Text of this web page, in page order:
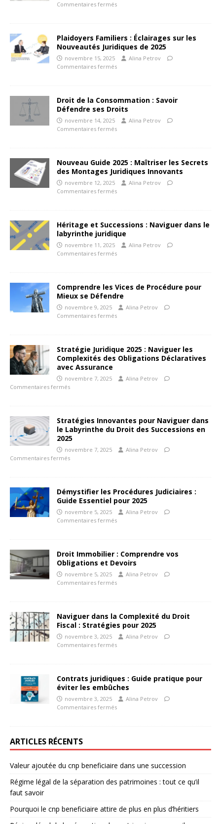
Commentaires fermés
Plaidoyers Familiers : Éclairages sur les
Nouveautés Juridiques de 2025
novembre 15, 2025
Alina Petrov
Commentaires fermés
Droit de la Consommation : Savoir
Défendre ses Droits
novembre 14, 2025
Alina Petrov
Commentaires fermés
Nouveau Guide 2025 : Maîtriser les Secrets
des Montages Juridiques Innovants
novembre 12, 2025
Alina Petrov
Commentaires fermés
Héritage et Successions : Naviguer dans le
labyrinthe juridique
novembre 11, 2025
Alina Petrov
Commentaires fermés
Comprendre les Vices de Procédure pour
Mieux se Défendre
novembre 9, 2025
Alina Petrov
Commentaires fermés
Stratégie Juridique 2025 : Naviguer les
Complexités des Obligations Déclaratives
avec Assurance
novembre 7, 2025
Alina Petrov
Commentaires fermés
Stratégies Innovantes pour Naviguer dans
le Labyrinthe du Droit des Successions en
2025
novembre 7, 2025
Alina Petrov
Commentaires fermés
Démystifier les Procédures Judiciaires :
Guide Essentiel pour 2025
novembre 5, 2025
Alina Petrov
Commentaires fermés
Droit Immobilier : Comprendre vos
Obligations et Devoirs
novembre 5, 2025
Alina Petrov
Commentaires fermés
Naviguer dans la Complexité du Droit
Fiscal : Stratégies pour 2025
novembre 3, 2025
Alina Petrov
Commentaires fermés
Contrats juridiques : Guide pratique pour
éviter les embûches
novembre 3, 2025
Alina Petrov
Commentaires fermés
ARTICLES RÉCENTS
Valeur ajoutée du cnp beneficiaire dans une succession
Régime légal de la séparation des patrimoines : tout ce qu’il
faut savoir
Pourquoi le cnp beneficiaire attire de plus en plus d’héritiers